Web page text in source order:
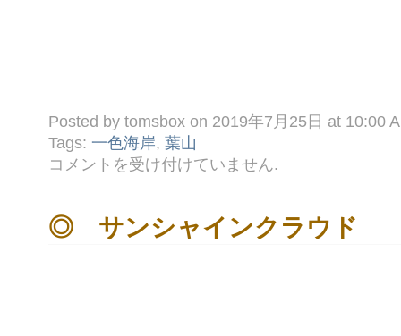
Posted by tomsbox on 2019年7月25日 at 10:00
Tags: 一色海岸, 葉山
◆
ア
キ
ャ
ン
コメントを受け付けていません.
◎ サンシャインクラウド